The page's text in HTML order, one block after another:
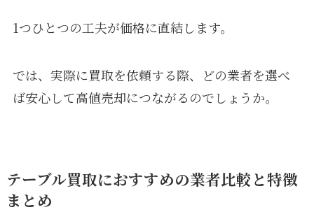
1つひとつの工夫が価格に直結します。
では、実際に買取を依頼する際、どの業者を選べ
ば安心して高値売却につながるのでしょうか。
テーブル買取におすすめの業者比較と特徴
まとめ